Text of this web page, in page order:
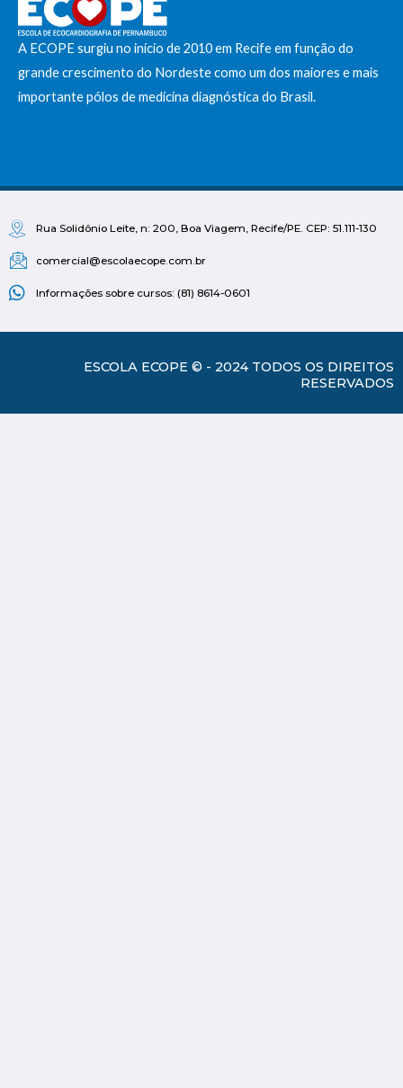
A ECOPE surgiu no início de 2010 em Recife em função do
grande crescimento do Nordeste como um dos maiores e mais
importante pólos de medicina diagnóstica do Brasil.
Rua Solidônio Leite, n: 200, Boa Viagem, Recife/PE. CEP: 51.111-130
comercial@escolaecope.com.br
Informações sobre cursos: (81) 8614-0601
ESCOLA ECOPE © - 2024 TODOS OS DIREITOS
RESERVADOS